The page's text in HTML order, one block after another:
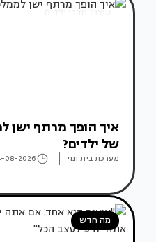
עיצוב חדרי ילדים
איך הופך מרתף ישן
של ילדים?
מערכת בית ונוי 08-2026
מה חדש